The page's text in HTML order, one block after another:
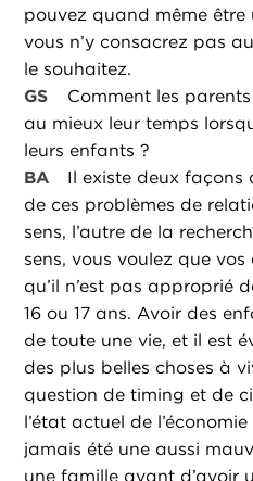
pouvez quand même
vous n’y consacrez pas
le souhaitez.
GS
Comment les
au mieux leur temps
leurs enfants ?
BA
Il existe deux façons
de ces problèmes de
sens, l’autre de la
sens, vous voulez que
qu’il n’est pas approprié
16 ou 17 ans. Avoir des
de toute une vie, et il est
des plus belles choses à
question de timing et de
l’état actuel de
jamais été une aussi
une famille avant d’avoir